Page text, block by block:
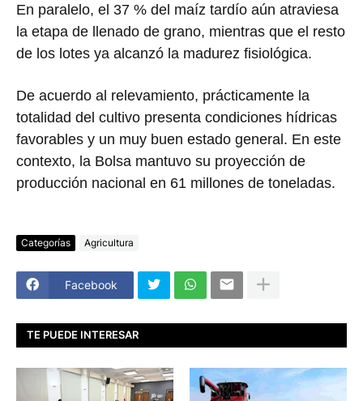
En paralelo, el 37 % del maíz tardío aún atraviesa
la etapa de llenado de grano, mientras que el resto
de los lotes ya alcanzó la madurez fisiológica.
De acuerdo al relevamiento, prácticamente la
totalidad del cultivo presenta condiciones hídricas
favorables y un muy buen estado general. En este
contexto, la Bolsa mantuvo su proyección de
producción nacional en 61 millones de toneladas.
Categorías Agricultura
Facebook
TE PUEDE INTERESAR